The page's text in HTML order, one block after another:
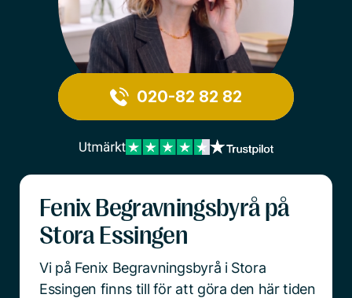
020-82 82 82
Fenix Begravningsbyrå på
Stora Essingen
Vi på Fenix Begravningsbyrå i Stora
Essingen finns till för att göra den här tiden